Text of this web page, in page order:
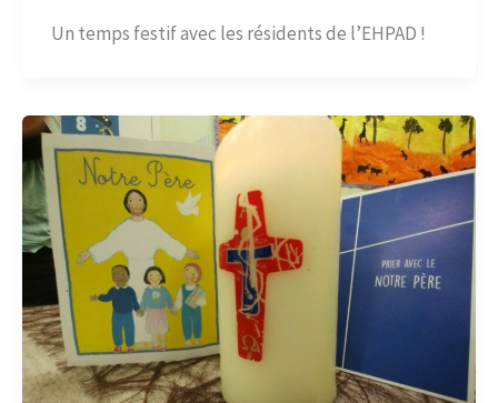
Un temps festif avec les résidents de l’EHPAD !